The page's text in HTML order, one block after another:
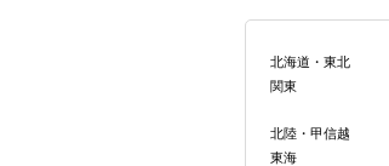
北海道・東北
関東
北陸・甲信越
東海